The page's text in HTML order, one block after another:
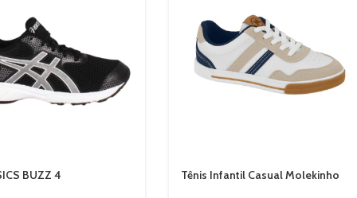
BUZZ 4
Tênis Infantil Casual Molekinho